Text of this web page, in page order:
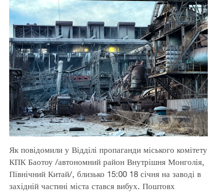
Як повідомили у Відділі пропаганди міського комітету
КПК Баотоу /автономний район Внутрішня Монголія,
Північний Китай/, близько 15:00 18 січня на заводі в
західній частині міста стався вибух. Поштовх